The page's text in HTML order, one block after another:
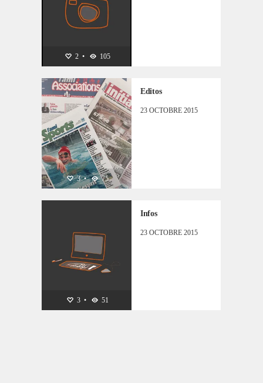
2 • 105
OUVERTURE
3 • 75
Editos
23 OCTOBRE 2015
OUVERTURE
3 • 51
Infos
23 OCTOBRE 2015